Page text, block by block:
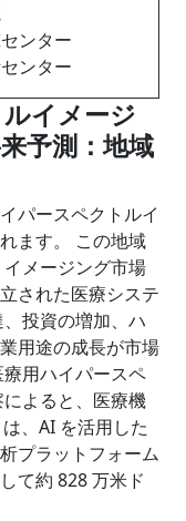
ンター
ンター
イメージ
予測：地域
パースペクトルイ
ます。 この地域
メージング市場
された医療システ
投資の増加、ハ
用途の成長が市場
用ハイパースペ
よると、医療機
、AI を活用した
プラットフォーム
て約 828 万米ド